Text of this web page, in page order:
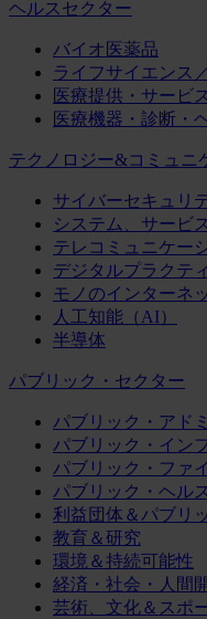
ヘルスセクター
バイオ医薬品
ライフサイエンス
医療提供・サービス
医療機器・診断・
テクノロジー&コミュニ
サイバーセキュリ
システム、サービ
テレコミュニケー
デジタルプラクテ
モノのインターネ
人工知能（AI）
半導体
パブリック・セクター
パブリック・アド
パブリック・イン
パブリック・ファ
パブリック・ヘルス
利益団体＆パブリ
教育＆研究
環境＆持続可能性
経済・社会・人間
芸術、文化＆スポ